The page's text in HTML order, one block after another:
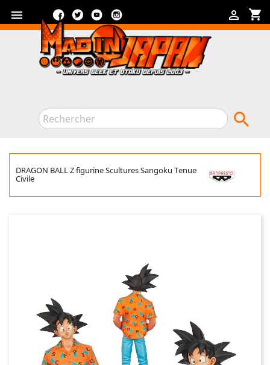
 shopping_cart

FacebookTwitterYouTube

DRAGON BALL Z figurine Scultures Sangoku Tenue
Civile